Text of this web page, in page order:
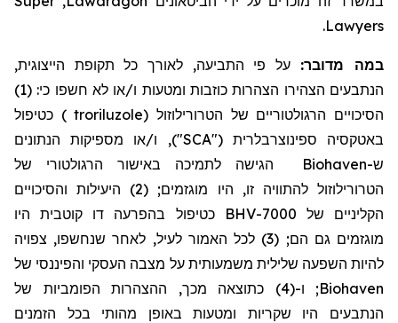
Lawyers
.
במה מדובר:על פי התביעה, לאורך כל תקופת הייצוגית,
הנתבעים הצהירו הצהרות כוזבות ומטעות ו/או לא חשפו כי: (1)
הסיכויים הרגולטוריים של הטרורילוזול (
troriluzole
) כטיפול
באטקסיה
ספינוצרבלרית ("SCA"), ו/או מספיקות הנתונים
ש-Biohaven
הגישה לתמיכה באישור הרגולטורי של
הטרורילוזול
להתוויה זו, היו מוגזמים; (2) היעילות והסיכויים
הקליניים של BHV-7000 כטיפול בהפרעה דו קוטבית היו
מוגזמים גם הם; (3) לכל האמור לעיל, לאחר שנחשפו, צפויה
להיות השפעה שלילית משמעותית על מצבה העסקי והפיננסי של
Biohaven
; ו-(4) כתוצאה מכך, ההצהרות הפומביות של
הנתבעים היו שקריות ומטעות באופן מהותי בכל הזמנים